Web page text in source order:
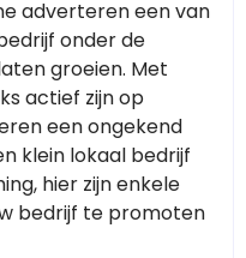
adverteren een van
onder de
groeien. Met
actief zijn op
een ongekend
klein lokaal bedrijf
hier zijn enkele
bedrijf te promoten